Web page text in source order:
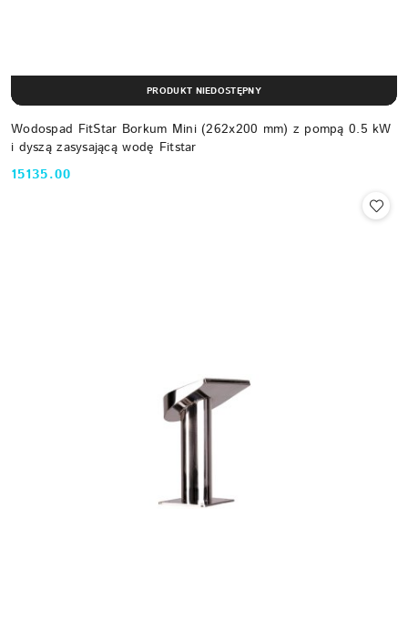
Wodospad FitStar Borkum Mini (262x200 mm) z pompą 0.5 kW
i dyszą zasysającą wodę Fitstar
Cena:
15135.00
PRODUKT NIEDOSTĘPNY